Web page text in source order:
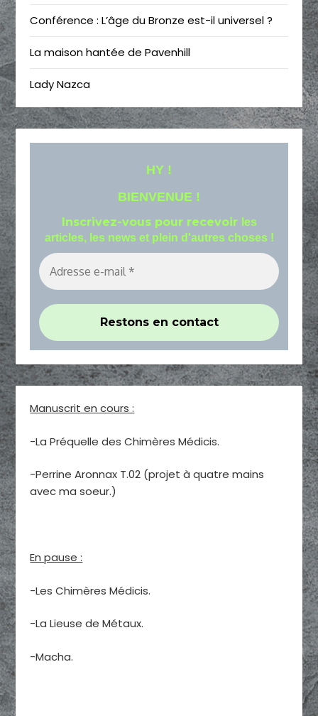
Conférence : L’âge du Bronze est-il universel ?
La maison hantée de Pavenhill
Lady Nazca
HY !
BIENVENUE !
Inscrivez-vous pour recevoir les
articles, les news et plein d'autres choses !
Manuscrit en cours :
-La Préquelle des Chimères Médicis.
-Perrine Aronnax T.02 (projet à quatre mains
avec ma soeur.)
En pause :
-Les Chimères Médicis.
-La Lieuse de Métaux.
-Macha.